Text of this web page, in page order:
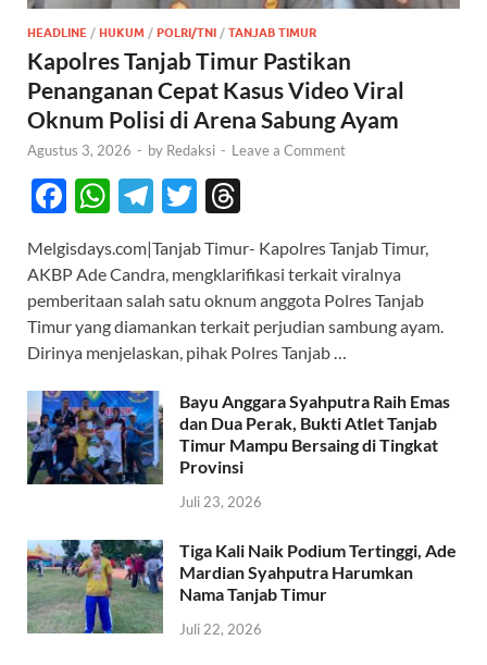
HEADLINE / HUKUM / POLRI/TNI / TANJAB TIMUR
Kapolres Tanjab Timur Pastikan
Penanganan Cepat Kasus Video Viral
Oknum Polisi di Arena Sabung Ayam
Agustus 3, 2026 - by Redaksi - Leave a Comment
F
e
b
o
o
k
W
at
s
A
p
p
T
e
gr
a
m
T
itt
er
e
a
ds
Melgisdays.com|Tanjab Timur- Kapolres Tanjab Timur,
AKBP Ade Candra, mengklarifikasi terkait viralnya
pemberitaan salah satu oknum anggota Polres Tanjab
Timur yang diamankan terkait perjudian sambung ayam.
Dirinya menjelaskan, pihak Polres Tanjab …
Bayu Anggara Syahputra Raih Emas
dan Dua Perak, Bukti Atlet Tanjab
Timur Mampu Bersaing di Tingkat
Provinsi
Juli 23, 2026
Tiga Kali Naik Podium Tertinggi, Ade
Mardian Syahputra Harumkan
Nama Tanjab Timur
Juli 22, 2026